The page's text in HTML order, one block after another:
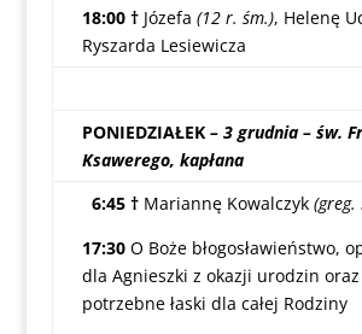
18:00 † Józefa (12 r. śm.), Helenę
Ryszarda Lesiewicza
PONIEDZIAŁEK – 3 grudnia – św.
Ksawerego, kapłana
6:45 † Mariannę Kowalczyk (greg.
17:30 O Boże błogosławieństwo,
dla Agnieszki z okazji urodzin
potrzebne łaski dla całej Rodziny